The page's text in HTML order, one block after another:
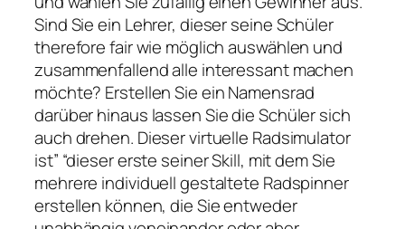
Sind Sie ein Lehrer, dieser seine Schüler
therefore fair wie möglich auswählen und
zusammenfallend alle interessant machen
möchte? Erstellen Sie ein Namensrad
darüber hinaus lassen Sie die Schüler sich
auch drehen. Dieser virtuelle Radsimulator
ist” “dieser erste seiner Skill, mit dem Sie
mehrere individuell gestaltete Radspinner
erstellen können, die Sie entweder